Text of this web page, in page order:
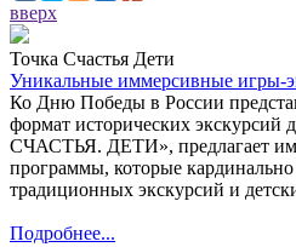
вверх
Точка Счастья Дети
Уникальные иммерсивные игры-
Ко Дню Победы в России
формат исторических
СЧАСТЬЯ. ДЕТИ», предлагает
программы, которые
традиционных экскурсий и
Подробнее...